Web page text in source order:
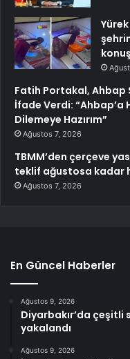
Fatih Portakal, Ahbap
İfade Verdi: “Ahbap’a
Dilemeye Hazırım”
Ağustos 7, 2026
TBMM’den çerçeve
teklif ağustosa kadar
Ağustos 7, 2026
En Güncel Haberler
Ağustos 9, 2026
Diyarbakır’da çeşitli
yakalandı
Ağustos 9, 2026